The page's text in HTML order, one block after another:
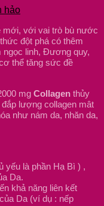
hảo
mới, với vai trò bù nước
đột phá có thêm
linh, Đương quy,
thể tăng sức đề
mg Collagen thủy
lượng collagen mât
như nám da, nhăn da,
yếu là phần Hạ Bì ) ,
Da.
khả năng liên kết
Da (ví dụ : nếp